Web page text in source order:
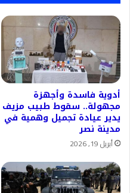
أدوية فاسدة وأجهزة
مجهولة.. سقوط طبيب مزيف
يدير عيادة تجميل وهمية في
مدينة نصر
أبريل 19, 2026